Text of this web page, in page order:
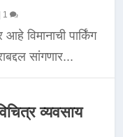
1
विमानाची पार्किंग
सांगणार...
व्यवसाय